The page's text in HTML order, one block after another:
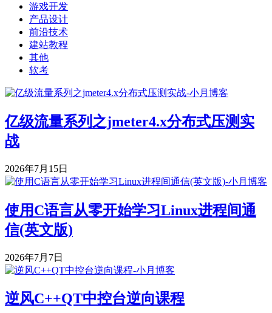
游戏开发
产品设计
前沿技术
建站教程
其他
软考
亿级流量系列之jmeter4.x分布式压测实
战
2026年7月15日
使用C语言从零开始学习Linux进程间通
信(英文版)
2026年7月7日
逆风C++QT中控台逆向课程